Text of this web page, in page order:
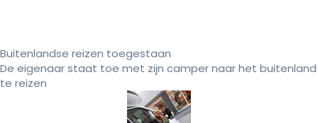
Buitenlandse reizen toegestaan
De eigenaar staat toe met zijn camper naar het buitenland
te reizen